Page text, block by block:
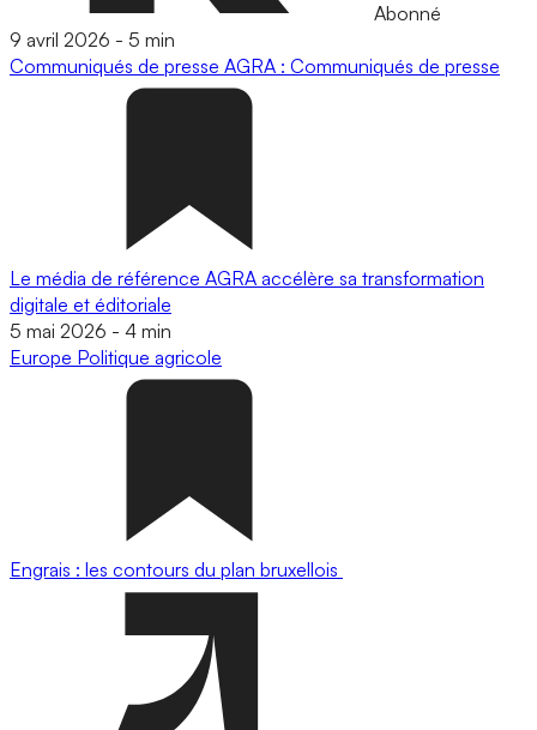
Abonné
9 avril 2026 - 5 min
Communiqués de presse AGRA : Communiqués de presse
Le média de référence AGRA accélère sa transformation
digitale et éditoriale
5 mai 2026 - 4 min
Europe Politique agricole
Engrais : les contours du plan bruxellois